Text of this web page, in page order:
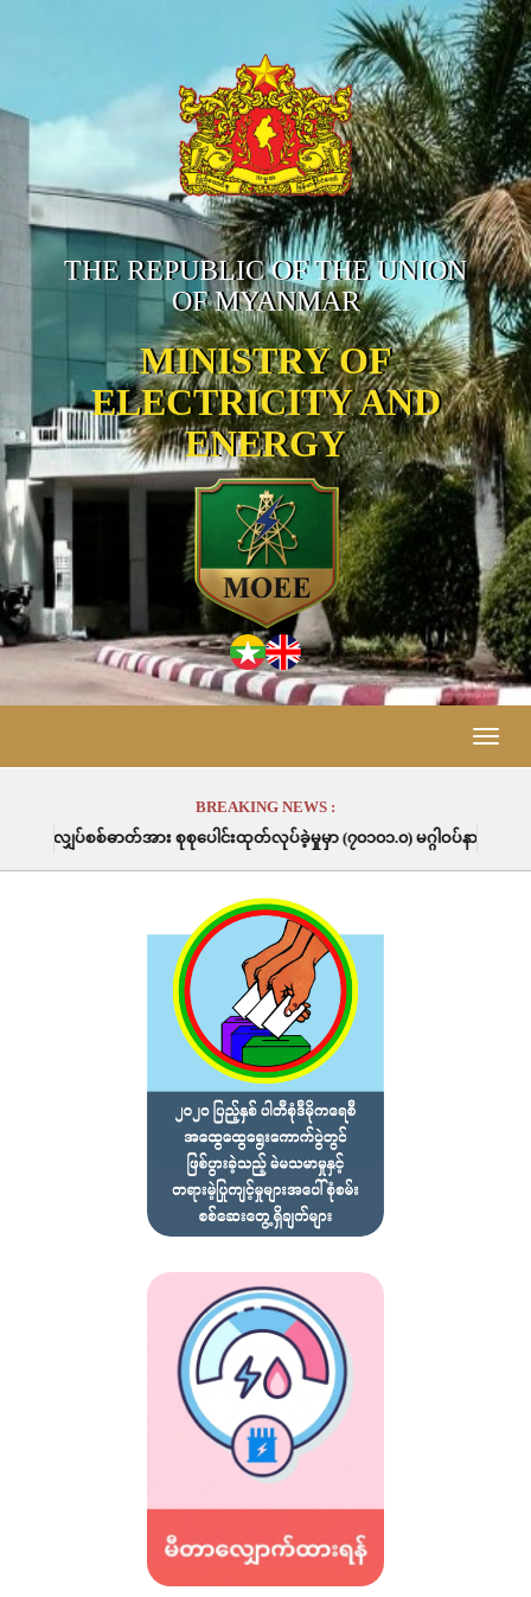
THE REPUBLIC OF THE UNION
OF MYANMAR
MINISTRY OF
ELECTRICITY AND
ENERGY
Toggle
BREAKING NEWS :
း စုစုပေါင်းထုတ်လုပ်ခဲ့မှုမှာ (၇၀၁၀၁.၀) မဂ္ဂါဝပ်နာရီဖြစ်ပါသည်။